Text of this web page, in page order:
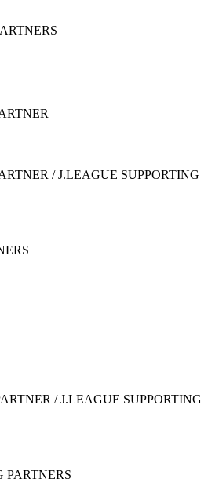
/ J.LEAGUE SUPPORTING
/ J.LEAGUE SUPPORTING
PARTNERS